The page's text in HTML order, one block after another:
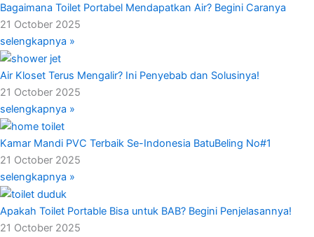
Bagaimana Toilet Portabel Mendapatkan Air? Begini Caranya
21 October 2025
selengkapnya »
Air Kloset Terus Mengalir? Ini Penyebab dan Solusinya!
21 October 2025
selengkapnya »
Kamar Mandi PVC Terbaik Se-Indonesia BatuBeling No#1
21 October 2025
selengkapnya »
Apakah Toilet Portable Bisa untuk BAB? Begini Penjelasannya!
21 October 2025